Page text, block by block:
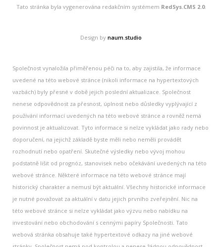
Tato stránka byla vygenerována redakčním systémem RedSys.CMS 2.0.
Design by naum.studio
Společnost vynaložila přiměřenou péči na to, aby zajistila, že informace
uvedené na této webové stránce (nikoli informace na hypertextových
vazbách) byly přesné v době jejich poslední aktualizace. Společnost
nenese odpovědnost za přesnost, úplnost nebo důsledky vyplývající z
používání informací uvedených na této webové stránce a rovněž nemá
povinnost je aktualizovat. Tyto informace si nelze vykládat jako rady nebo
doporučení, na jejichž základě byste měli nebo neměli provádět
rozhodnutí nebo opatření. Skutečné výsledky nebo vývoj mohou
podstatně lišit od prognóz, stanovisek nebo očekávání uvedených na této
webové stránce. Některé informace na této webové stránce mají
historický charakter a nemusí být aktuální. Všechny historické informace
je nutné považovat za aktuální v datu jejich prvního zveřejnění. Nic na
této webové stránce si nelze vykládat jako výzvu nebo nabídku na
investování nebo obchodování s cennými papíry Společnosti. Tato
webová stránka obsahuje také hypertextové odkazy na jiné webové